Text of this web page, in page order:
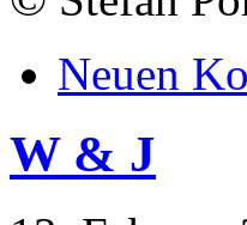
Neuen
W & J